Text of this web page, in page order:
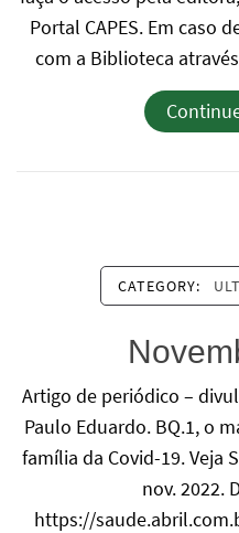
Portal CAPES. Em caso
com a Biblioteca
CATEGORY:
Artigo de periódico –
Paulo Eduardo. BQ.1, o
família da Covid-19. Veja
nov. 2022.
https://